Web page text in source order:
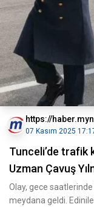
https://
07 Kasım 2025
Tunceli’de trafik
Uzman Çavuş
Olay, gece
meydana geldi.